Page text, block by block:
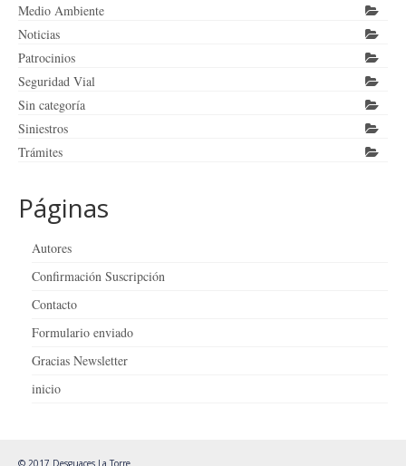
Medio Ambiente
Noticias
Patrocinios
Seguridad Vial
Sin categoría
Siniestros
Trámites
Páginas
Autores
Confirmación Suscripción
Contacto
Formulario enviado
Gracias Newsletter
inicio
© 2017 Desguaces La Torre